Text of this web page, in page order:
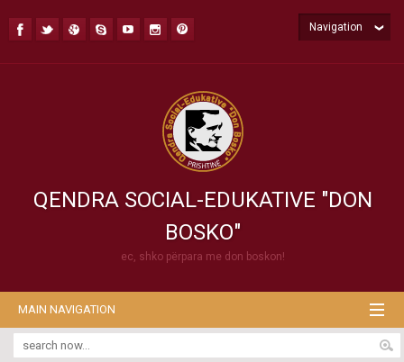
QENDRA SOCIAL-EDUKATIVE "DON
BOSKO"
ec, shko përpara me don boskon!
Navigation
MAIN NAVIGATION